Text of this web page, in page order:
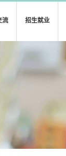
流 招生就业